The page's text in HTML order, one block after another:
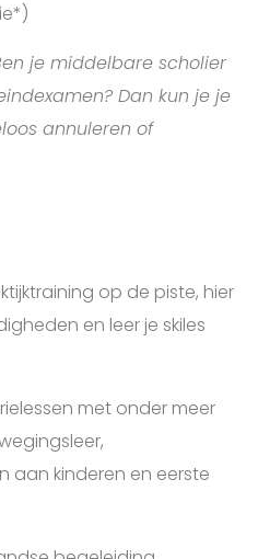
je middelbare scholier
Dan kun je je
annuleren of
op de piste, hier
en leer je skiles
met onder meer
aan kinderen en eerste